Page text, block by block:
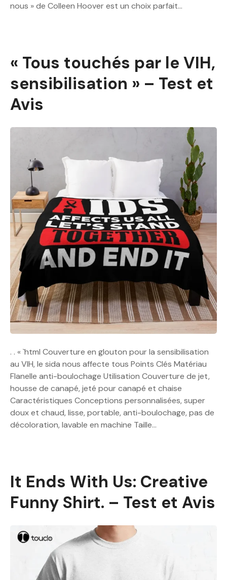
nous » de Colleen Hoover est un choix parfait…
« Tous touchés par le VIH,
sensibilisation » – Test et
Avis
. . « `html Couverture en glouton pour la sensibilisation
au VIH, le sida nous affecte tous Points Clés Matériau
Flanelle anti-boulochage Utilisation Couverture de jet,
housse de canapé, jeté pour canapé et chaise
Caractéristiques Conceptions personnalisées, super
doux et chaud, lisse, portable, anti-boulochage, pas de
décoloration, lavable en machine Taille…
It Ends With Us: Creative
Funny Shirt. – Test et Avis